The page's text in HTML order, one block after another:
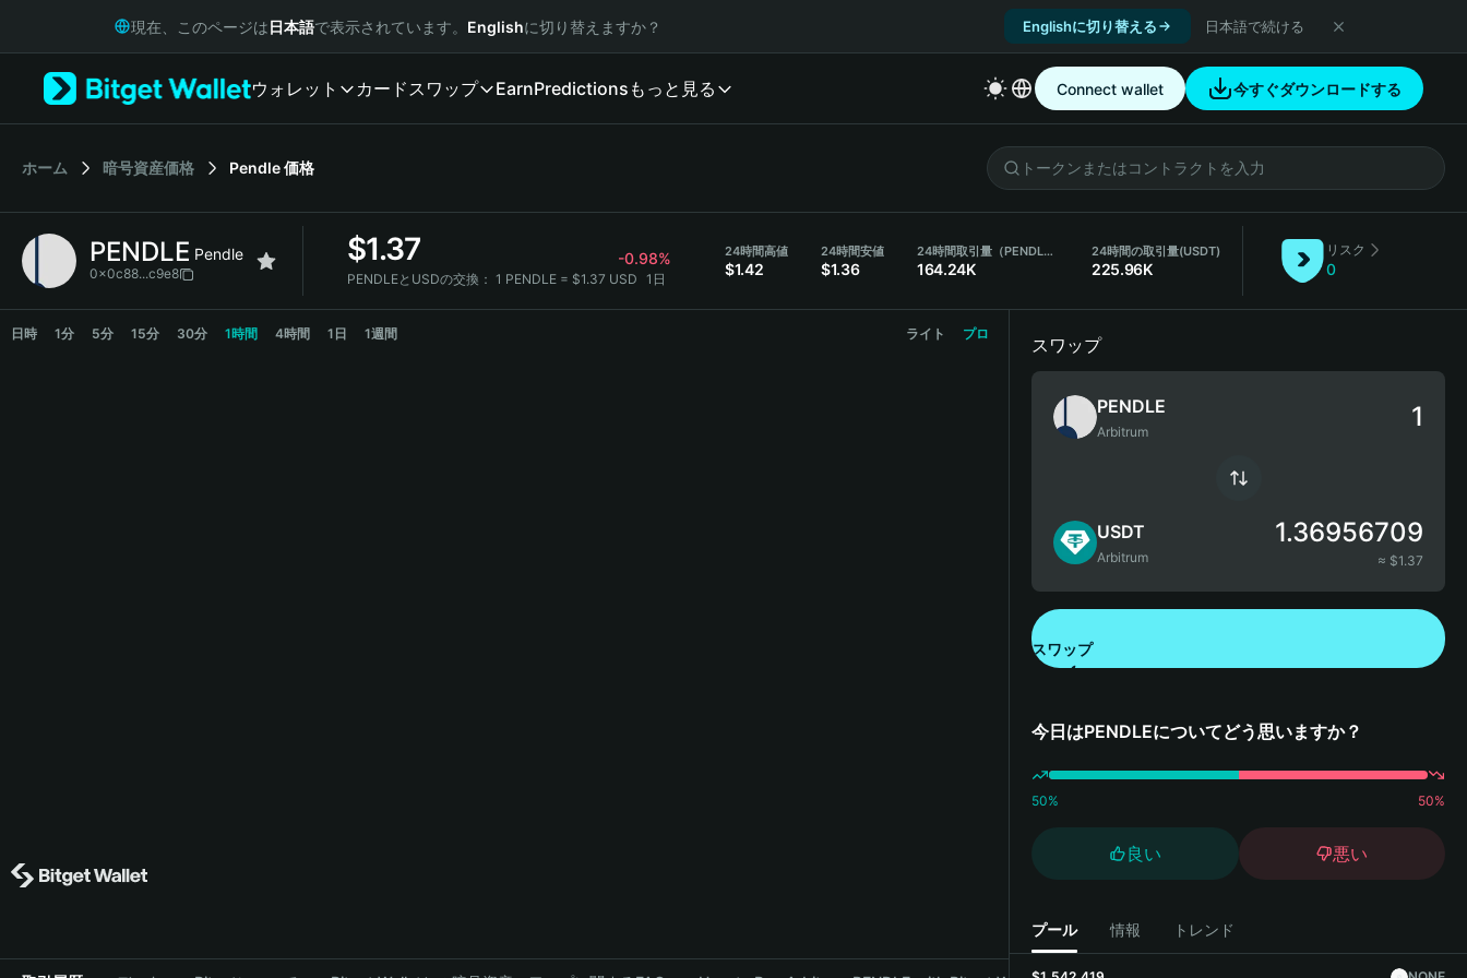
Русский
Italiano
简体中文
繁體中文
Bahasa Indonesia
現在、このページは日本語で表示されています。 Englishに切り替えますか？ Englishに切り替える 日本語で続ける
ウォレット カードスワップ EarnPredictions もっと見る Connect wallet 今すぐダウンロードする
ホーム 暗号資産価格 Pendle価格
PENDLE Pendle
0x0c88...c9e8
$1.37 -0.98%
PENDLEとUSDの交換： 1 PENDLE = $1.37 USD 1日
24時間高値
$1.42
24時間安値
$1.36
24時間取引量（PENDLE）
164.24K
24時間の取引量(USDT)
225.96K
リスク
0
PENDLE Price Chart
日時 1分 5分 15分 30分 1時間 4時間 1日 1週間 ライト プロ
スワップ
PENDLE
Arbitrum
USDT
Arbitrum
1.36956709
≈ $1.37
スワップ
今日はPENDLEについてどう思いますか？
50% 50%
良い 悪い
プール 情報 トレンド